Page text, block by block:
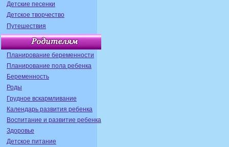
Детские песенки
Детское творчество
Путешествия
Планирование беременности
Планирование пола ребенка
Беременность
Роды
Грудное вскармливание
Календарь развития ребенка
Воспитание и развитие ребенка
Здоровье
Детское питание